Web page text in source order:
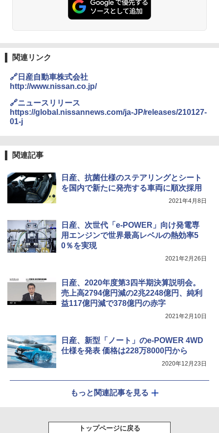
関連リンク
🔗日産自動車株式会社
http://www.nissan.co.jp/
🔗ニュースリリース
https://global.nissannews.com/ja-JP/releases/210127-
01-j
関連記事
日産、抗菌仕様のステアリングとシート
を国内で新たに発売する車両に順次採用
2021年4月8日
日産、次世代「e-POWER」向け発電専
用エンジンで世界最高レベルの熱効率5
0％を実現
2021年2月26日
日産、2020年度第3四半期決算説明会。
売上高2794億円減の2兆2248億円、純利
益117億円減で378億円の赤字
2021年2月10日
日産、新型「ノート」のe-POWER 4WD
仕様を発表 価格は228万8000円から
2020年12月23日
もっと関連記事を見る
トップページに戻る